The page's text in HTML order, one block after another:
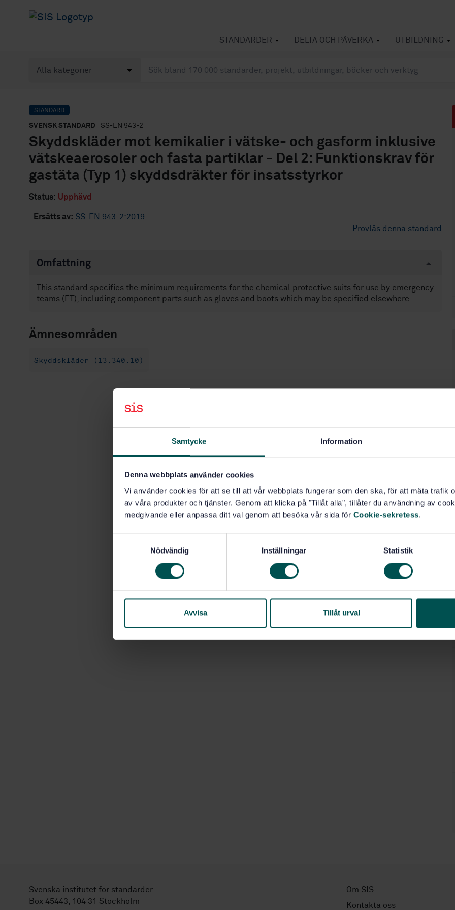
Samtycke Information
Denna webbplats använder cookies
Vi använder cookies för att se till att vår webbplats fungerar som den ska, för att mäta trafik
av våra produkter och tjänster. Genom att klicka på "Tillåt alla", tillåter du användning av
medgivande eller anpassa ditt val genom att besöka vår sida för Cookie-sekretess.
s
Nödvändig Inställningar Statistik
Avvisa Tillåt urval
STANDARDER DELTA OCH PÅVERKA UTBILDNING
STANDARD
SVENSK STANDARD · SS-EN 943-2
Skyddskläder mot kemikalier i vätske- och gasform inklusive
vätskeaerosoler och fasta partiklar - Del 2: Funktionskrav för
gastäta (Typ 1) skyddsdräkter för insatsstyrkor
Status: Upphävd
· Ersätts av: SS-EN 943-2:2019
Provläs denna standard
Omfattning
This standard specifies the minimum requirements for the chemical protective suits for use by emergency
teams (ET), including component parts such as gloves and boots which may be specified elsewhere.
Ämnesområden
Skyddskläder (13.340.10)
Svenska institutet för standarder
Box 45443, 104 31 Stockholm
Om SIS
Kontakta oss